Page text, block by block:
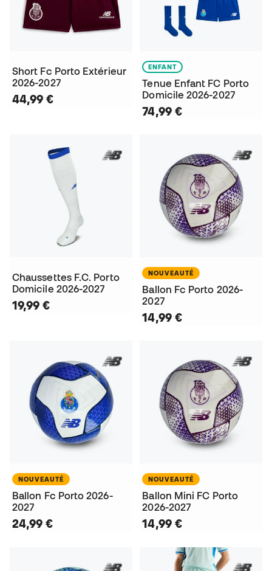
Short Fc Porto Extérieur
2026-2027
44,99 €
ENFANT
Tenue Enfant FC Porto
Domicile 2026-2027
74,99 €
Chaussettes F.C. Porto
Domicile 2026-2027
19,99 €
NOUVEAUTÉ
Ballon Fc Porto 2026-
2027
14,99 €
NOUVEAUTÉ
Ballon Fc Porto 2026-
2027
24,99 €
NOUVEAUTÉ
Ballon Mini FC Porto
2026-2027
14,99 €